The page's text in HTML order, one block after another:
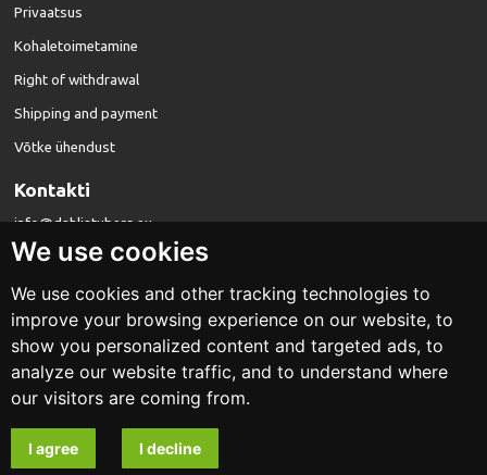
We use cookies
We use cookies and other tracking technologies to
improve your browsing experience on our website, to
show you personalized content and targeted ads, to
analyze our website traffic, and to understand where
our visitors are coming from.
I agree I decline
Privaatsus
Kohaletoimetamine
Right of withdrawal
Shipping and payment
Võtke ühendust
Kontakti
info@dahliatubers.eu
dahliatubers.eu
Kujundus ja arendus